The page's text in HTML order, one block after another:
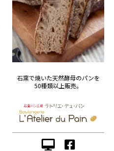
石窯で焼いた天然酵母のパンを
50種類以上販売。